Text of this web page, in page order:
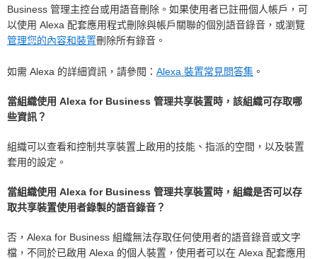
Business 管理主控台或用語音刪除。如果使用者已註冊個人帳戶，可
以使用 Alexa 配套應用程式刪除與帳戶關聯的個別語音錄音，或瀏覽
管理您的內容和裝置刪除所有錄音。
如需 Alexa 的詳細資訊，請參閱： Alexa 裝置常見問答集 。
當組織使用 Alexa for Business 管理共享裝置時，該組織可存取哪
些資訊？
組織可以查看和控制共享裝置上啟用的技能、指派的空間，以及裝置
套用的設定。
當組織使用 Alexa for Business 管理共享裝置時，組織是否可以存
取共享裝置使用者錄製的語音錄音？
否，Alexa for Business 組織無法存取任何使用者的語音錄音或文字
檔，不同於已啟用 Alexa 的個人裝置，使用者可以在 Alexa 配套應用